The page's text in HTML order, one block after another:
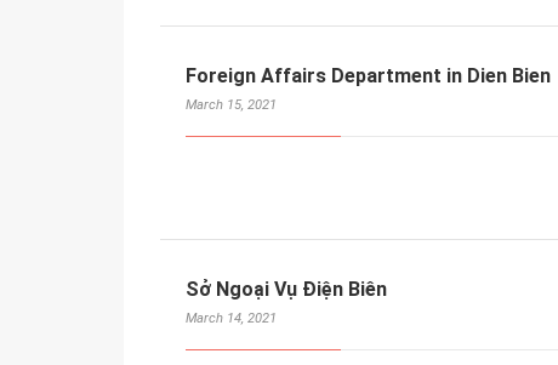
Foreign Affairs Department in Dien Bien
March 15, 2021
Sở Ngoại Vụ Điện Biên
March 14, 2021